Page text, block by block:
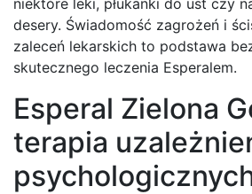
desery. Świadomość zagrożeń i
zaleceń lekarskich to podstawa
skutecznego leczenia Esperalem.
Esperal Zielona
terapia